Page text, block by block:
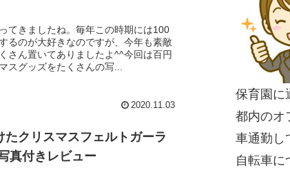
てきましたね。毎年この時期には100
るのが大好きなのですが、今年も素敵
さん置いてありましたよ^^今回は百円
スグッズをたくさんの写...
2020.11.03
クリスマスフェルトガーラ
真付きレビュー
保育園に
都内のオ
車通勤し
自転車に